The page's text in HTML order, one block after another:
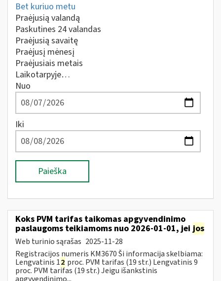
Bet kuriuo metu
Praėjusią valandą
Paskutines 24 valandas
Praėjusią savaitę
Praėjusį mėnesį
Praėjusiais metais
Laikotarpyje…
Nuo
Iki
Paieška
Koks PVM tarifas taikomas apgyvendinimo
paslaugoms teikiamoms nuo 2026-01-01, jei jos
Web turinio sąrašas 2025-11-28
Registracijos numeris KM3670 Ši informacija skelbiama:
Lengvatinis 12 proc. PVM tarifas (19 str.) Lengvatinis 9
proc. PVM tarifas (19 str.) Jeigu išankstinis
apgyvendinimo...